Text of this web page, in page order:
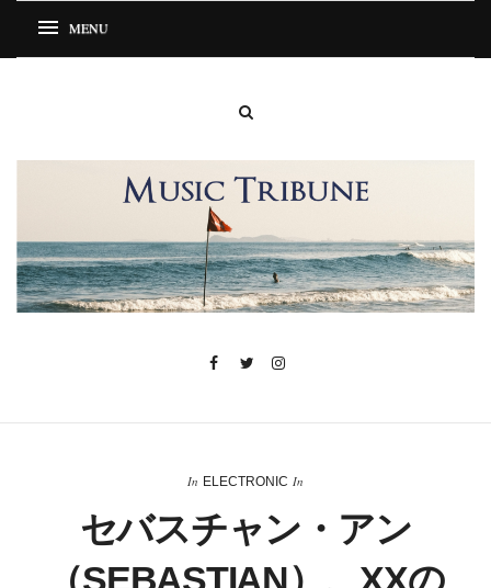
In ELECTRONIC In
セバスチャン・アン
（SEBASTIAN）、XXの